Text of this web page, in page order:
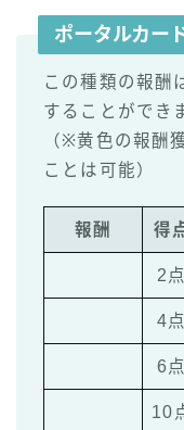
ポータルカー
この種類の報酬
することができ
（※黄色の報酬
ことは可能）
報酬 得
2点
4点
6点
10